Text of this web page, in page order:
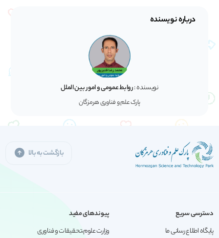
درباره نویسنده
نویسنده :روابط عمومی و امور بین الملل
پارک علم و فناوری هرمزگان
بازگشت به بالا
دسترسی سریع
پایگاه اطلاع رسانی ما
پیوندهای مفید
وزارت علوم،تحقیقات و فناوری